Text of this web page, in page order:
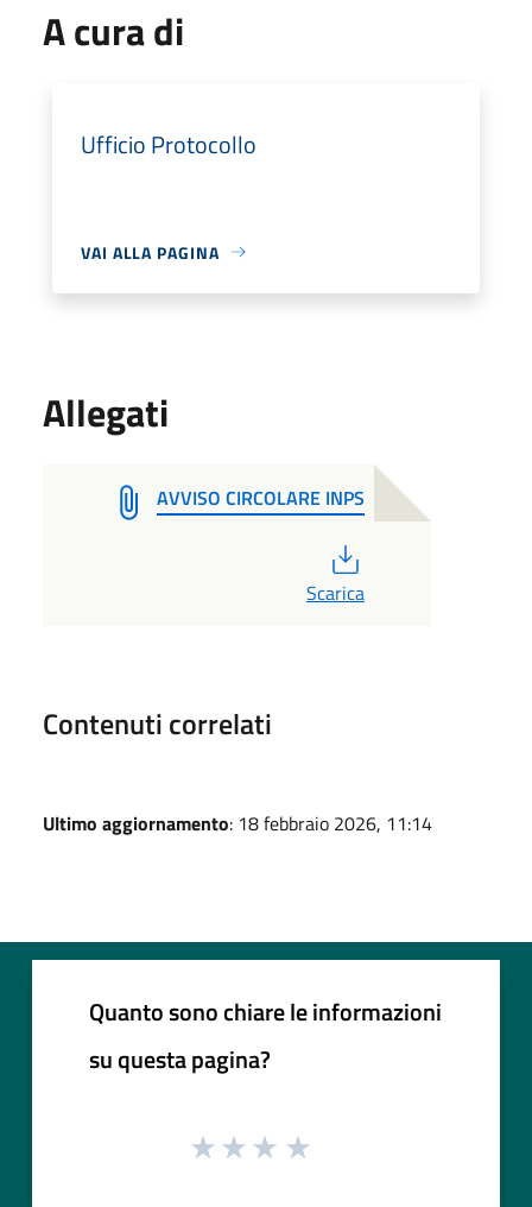
A cura di
Ufficio Protocollo
VAI ALLA PAGINA
Allegati
AVVISO CIRCOLARE INPS
Scarica
Contenuti correlati
Ultimo aggiornamento: 18 febbraio 2026, 11:14
Quanto sono chiare le informazioni
su questa pagina?